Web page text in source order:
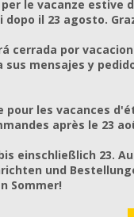
a light and airy feel, and
comfortable even
Honey Rustler is as
It was originally
a beekeeper working
throw-back hood, and a
zip make it easy to slip
in Cornwall, England
to bring you a
per le vacanze estive
dopo il 23 agosto.
cerrada por
sus mensajes y
pour les vacances
après le 23
einschließlich 23.
und
Sommer!